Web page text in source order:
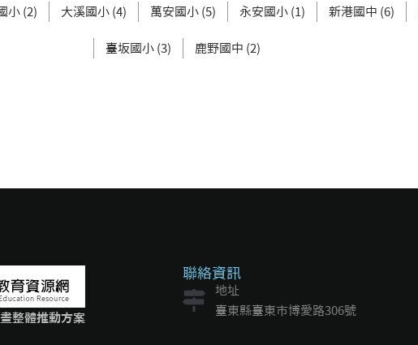
小 (2) 大溪國小 (4) 萬安國小 (5) 永安國小 (1) 新港國中 (6)
臺坂國小 (3) 鹿野國中 (2)
整體推動方案
聯絡資訊
地址
臺東縣臺東市博愛路306號